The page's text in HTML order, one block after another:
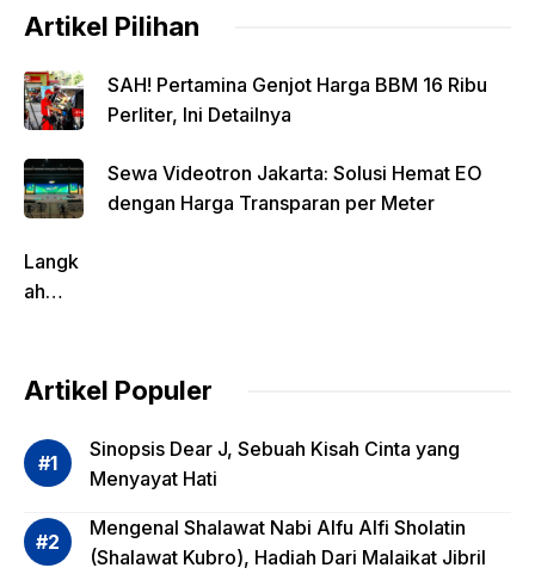
Artikel Pilihan
SAH! Pertamina Genjot Harga BBM 16 Ribu
Perliter, Ini Detailnya
Sewa Videotron Jakarta: Solusi Hemat EO
dengan Harga Transparan per Meter
Langk
ah
dalam
si
Risiko
asi
Reksa
Artikel Populer
Sinopsis Dear J, Sebuah Kisah Cinta yang
Menyayat Hati
Mengenal Shalawat Nabi Alfu Alfi Sholatin
(Shalawat Kubro), Hadiah Dari Malaikat Jibril